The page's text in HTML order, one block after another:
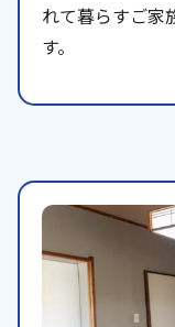
れて暮らすご家
す。